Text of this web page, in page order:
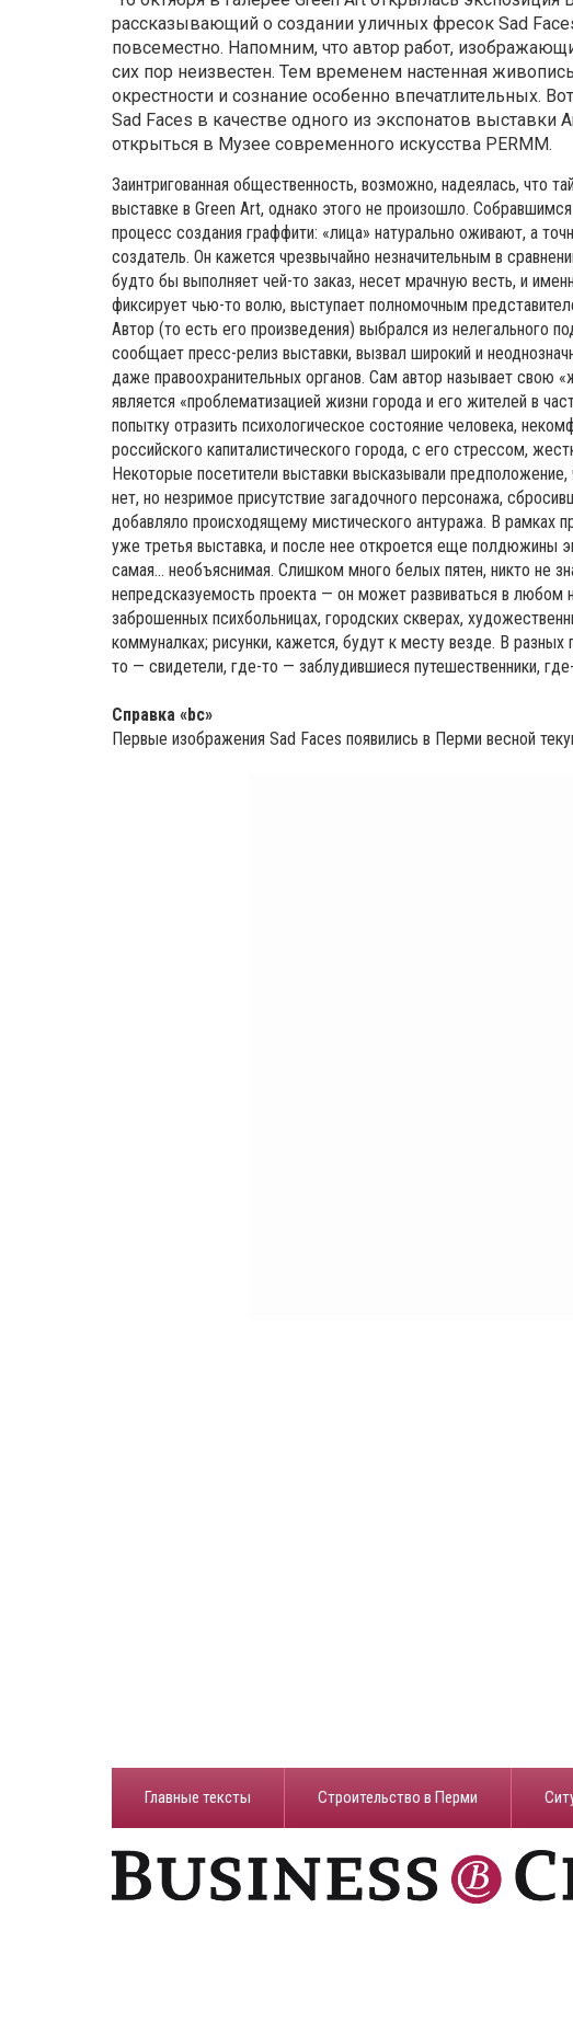
рассказывающий о создании уличных фресок Sad
повсеместно. Напомним, что автор работ,
сих пор неизвестен. Тем временем настенная
окрестности и сознание особенно впечатлительных.
Sad Faces в качестве одного из экспонатов выставки
открыться в Музее современного искусства PERMM.
Заинтригованная общественность, возможно, надеялась, что
выставке в Green Art, однако этого не произошло.
процесс создания граффити: «лица» натурально оживают, а
создатель. Он кажется чрезвычайно незначительным в
будто бы выполняет чей-то заказ, несет мрачную весть, и
фиксирует чью-то волю, выступает полномочным
Автор (то есть его произведения) выбрался из нелегального
сообщает пресс-релиз выставки, вызвал широкий и
даже правоохранительных органов. Сам автор называет свою
является «проблематизацией жизни города и его жителей в
попытку отразить психологическое состояние человека,
российского капиталистического города, с его стрессом,
Некоторые посетители выставки высказывали предположение,
нет, но незримое присутствие загадочного персонажа,
добавляло происходящему мистического антуража. В рамках
уже третья выставка, и после нее откроется еще полдюжины
самая... необъяснимая. Слишком много белых пятен, никто не
непредсказуемость проекта — он может развиваться в любом
заброшенных психбольницах, городских скверах,
коммуналках; рисунки, кажется, будут к месту везде. В
то — свидетели, где-то — заблудившиеся путешественники,
Cправка «bc»
Первые изображения Sad Faces появились в Перми весной
Главные тексты Строительство в Перми